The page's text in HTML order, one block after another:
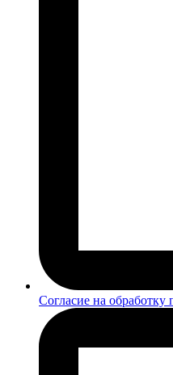
Согласие на